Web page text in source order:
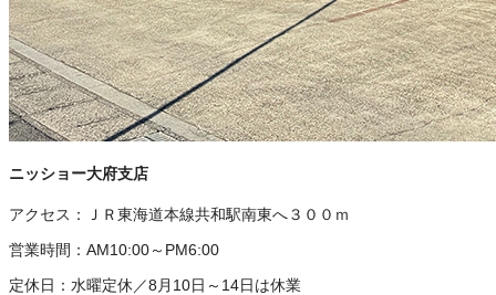
ニッショー大府支店
アクセス：
ＪＲ東海道本線共和駅南東へ３００ｍ
営業時間： AM10:00～PM6:00
定休日： 水曜定休／8月10日～14日は休業